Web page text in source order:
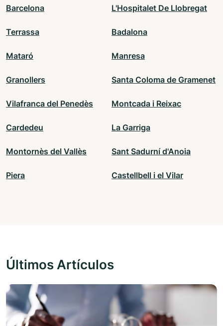
Barcelona L'Hospitalet De Llobregat
Terrassa Badalona
Mataró Manresa
Granollers Santa Coloma de Gramenet
Vilafranca del Penedès Montcada i Reixac
Cardedeu La Garriga
Montornès del Vallès Sant Sadurní d'Anoia
Piera Castellbell i el Vilar
Últimos Artículos